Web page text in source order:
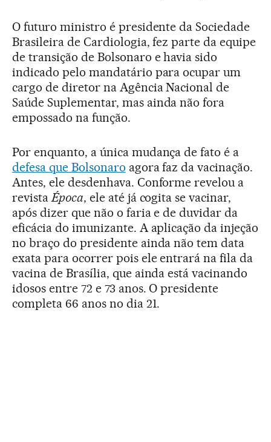
O futuro ministro é presidente da Sociedade
Brasileira de Cardiologia, fez parte da equipe
de transição de Bolsonaro e havia sido
indicado pelo mandatário para ocupar um
cargo de diretor na Agência Nacional de
Saúde Suplementar, mas ainda não fora
empossado na função.
Por enquanto, a única mudança de fato é a
defesa que Bolsonaro agora faz da vacinação.
Antes, ele desdenhava. Conforme revelou a
revista Época, ele até já cogita se vacinar,
após dizer que não o faria e de duvidar da
eficácia do imunizante. A aplicação da injeção
no braço do presidente ainda não tem data
exata para ocorrer pois ele entrará na fila da
vacina de Brasília, que ainda está vacinando
idosos entre 72 e 73 anos. O presidente
completa 66 anos no dia 21.